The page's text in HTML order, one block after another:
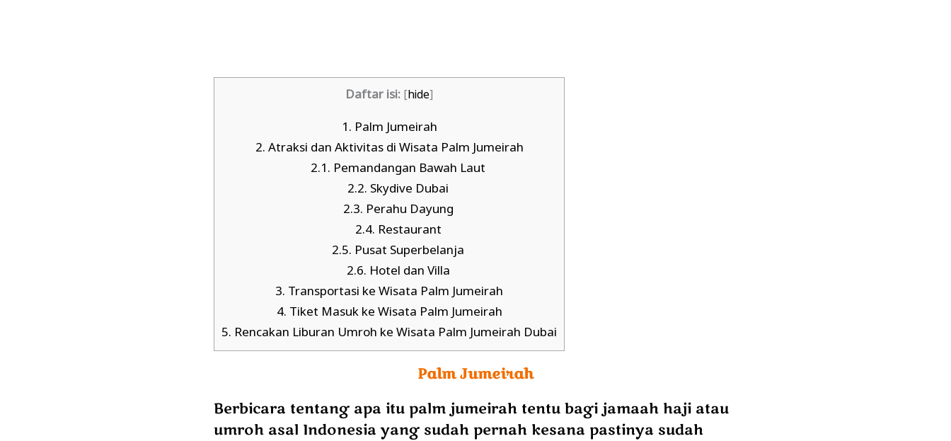
Daftar isi: [hide]
1. Palm Jumeirah
2. Atraksi dan Aktivitas di Wisata Palm Jumeirah
2.1. Pemandangan Bawah Laut
2.2. Skydive Dubai
2.3. Perahu Dayung
2.4. Restaurant
2.5. Pusat Superbelanja
2.6. Hotel dan Villa
3. Transportasi ke Wisata Palm Jumeirah
4. Tiket Masuk ke Wisata Palm Jumeirah
5. Rencakan Liburan Umroh ke Wisata Palm Jumeirah Dubai
Palm Jumeirah
Berbicara tentang apa itu palm jumeirah tentu bagi jamaah haji atau
umroh asal Indonesia yang sudah pernah kesana pastinya sudah